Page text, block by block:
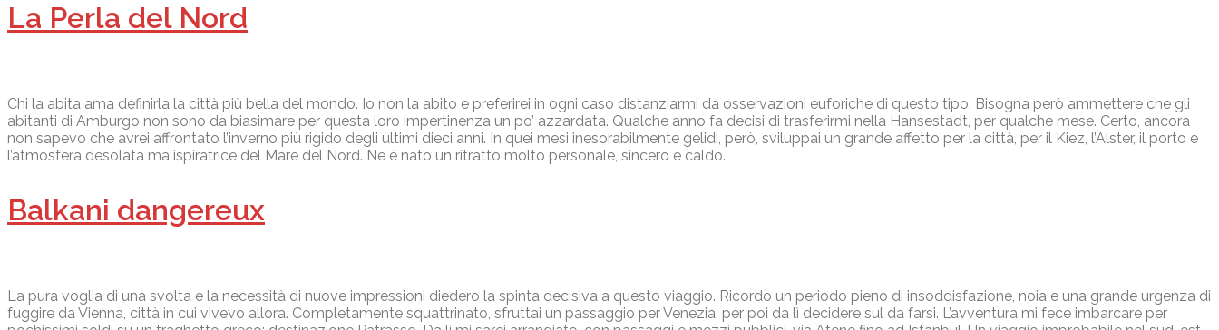
La Perla del Nord
Chi la abita ama definirla la città più bella del mondo. Io non la abito e preferirei in ogni caso distanziarmi da osservazioni euforiche di questo tipo. Bisogna però ammettere che gli
abitanti di Amburgo non sono da biasimare per questa loro impertinenza un po’ azzardata. Qualche anno fa decisi di trasferirmi nella Hansestadt, per qualche mese. Certo, ancora
non sapevo che avrei affrontato l’inverno più rigido degli ultimi dieci anni. In quei mesi inesorabilmente gelidi, però, sviluppai un grande affetto per la città, per il Kiez, l’Alster, il porto e
l’atmosfera desolata ma ispiratrice del Mare del Nord. Ne è nato un ritratto molto personale, sincero e caldo.
Balkani dangereux
La pura voglia di una svolta e la necessità di nuove impressioni diedero la spinta decisiva a questo viaggio. Ricordo un periodo pieno di insoddisfazione, noia e una grande urgenza di
fuggire da Vienna, città in cui vivevo allora. Completamente squattrinato, sfruttai un passaggio per Venezia, per poi da lì decidere sul da farsi. L’avventura mi fece imbarcare per